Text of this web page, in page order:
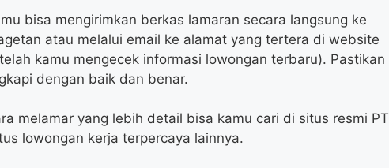
bisa mengirimkan berkas lamaran secara langsung ke
atau melalui email ke alamat yang tertera di website
kamu mengecek informasi lowongan terbaru). Pastikan
dengan baik dan benar.
melamar yang lebih detail bisa kamu cari di situs resmi PT
lowongan kerja terpercaya lainnya.